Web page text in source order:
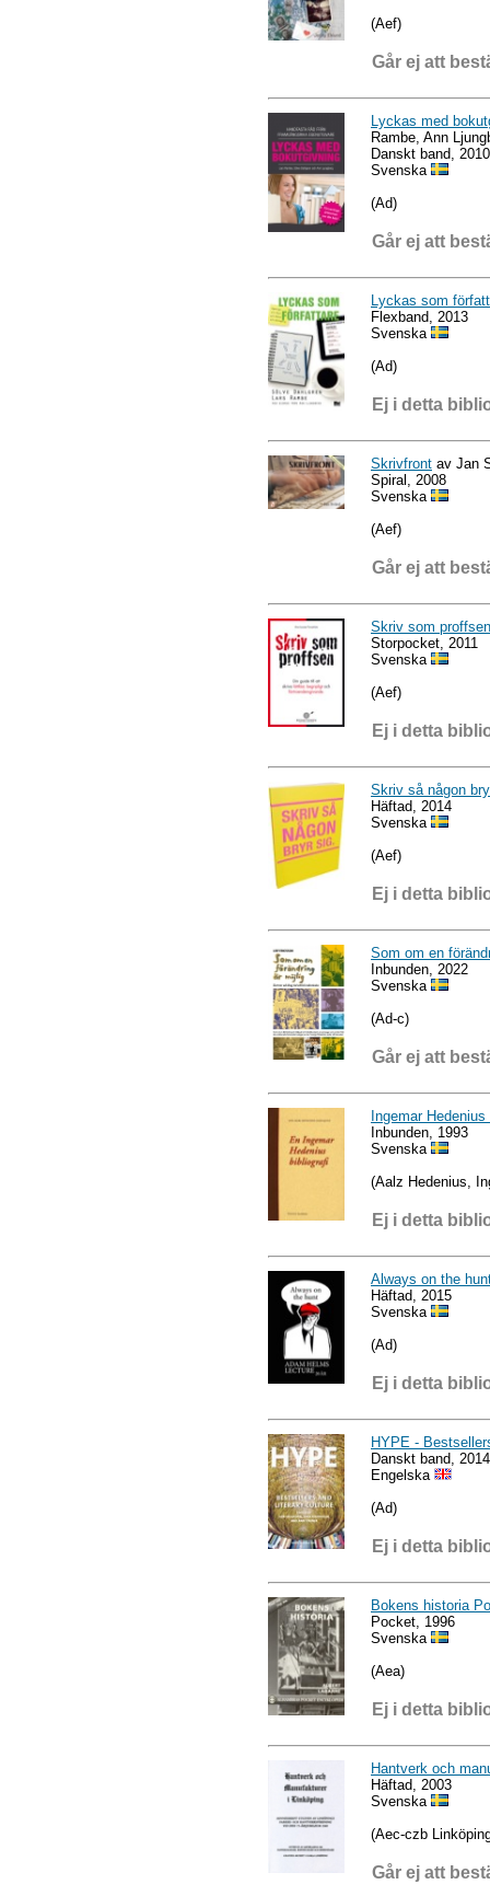
(Aef)
Går ej att
Lyckas med
Rambe, Ann
Danskt band, 2010
Svenska
(Ad)
Går ej att
Lyckas som
Flexband, 2013
Svenska
(Ad)
Ej i detta
Skrivfront av Jan
Spiral, 2008
Svenska
(Aef)
Går ej att
Skriv som proffsen
Storpocket, 2011
Svenska
(Aef)
Ej i detta
Skriv så någon
Häftad, 2014
Svenska
(Aef)
Ej i detta
Som om en
Inbunden, 2022
Svenska
(Ad-c)
Går ej att
Ingemar
Inbunden, 1993
Svenska
(Aalz Hedenius,
Ej i detta
Always on the
Häftad, 2015
Svenska
(Ad)
Ej i detta
HYPE -
Danskt band, 2014
Engelska
(Ad)
Ej i detta
Bokens historia
Pocket, 1996
Svenska
(Aea)
Ej i detta
Hantverk och
Häftad, 2003
Svenska
(Aec-czb
Går ej att